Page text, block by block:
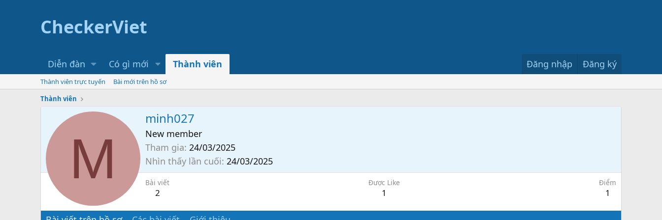
CheckerViet
Diễn đàn Có gì mới Thành viên Đăng nhập Đăng ký
Thành viên trực tuyến
Bài mới trên hồ sơ
Thành viên
M
minh027
New member
Tham gia 24/03/2025
Nhìn thấy lần cuối 24/03/2025
Bài viết
2
Được Like
1
Điểm
1